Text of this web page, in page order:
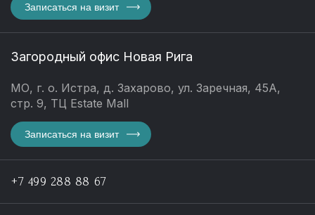
Записаться на визит
Загородный офис Новая Рига
МО, г. о. Истра, д. Захарово, ул. Заречная, 45А,
стр. 9, ТЦ Estate Mall
Записаться на визит
+7 499 288 88 67